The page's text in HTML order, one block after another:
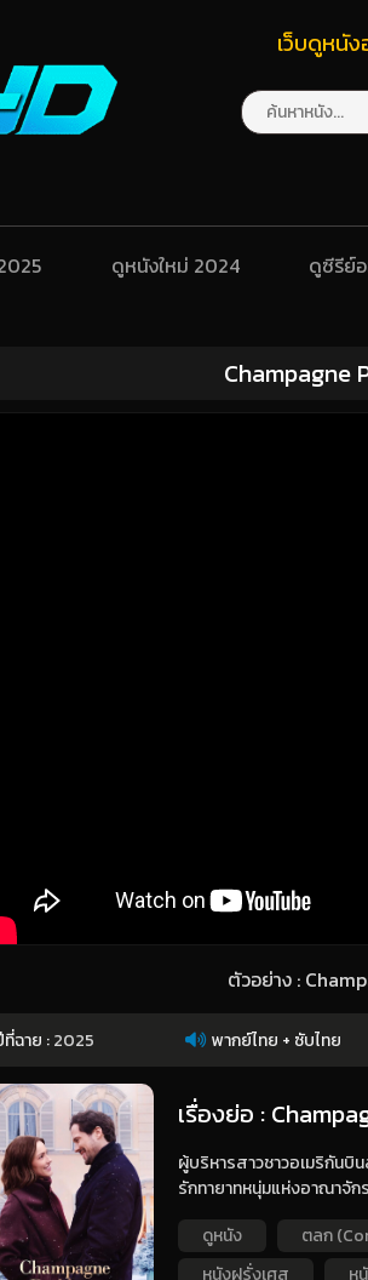
เว็บดูหนั
ดูหนังใหม่ 2024 ดูซีรีย์
Champagne
ตัวอย่าง :
ที่ฉาย :2025 พากย์ไทย + ซับไทย
เรื่องย่อ :
ผู้บริหารสาวชาวอเมริกัน
รักทายาทหนุ่มแห่งอาณาจัก
ดูหนัง
ตลก
หนังฝรั่งเศส
ห